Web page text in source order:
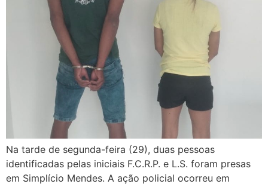
Na tarde de segunda-feira (29), duas pessoas
identificadas pelas iniciais F.C.R.P. e L.S. foram presas
em Simplício Mendes. A ação policial ocorreu em